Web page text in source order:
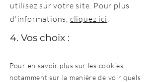
utilisez sur votre site. Pour plus
d'informations, cliquez ici.
4. Vos choix :
Pour en savoir plus sur les cookies,
notamment sur la manière de voir quels